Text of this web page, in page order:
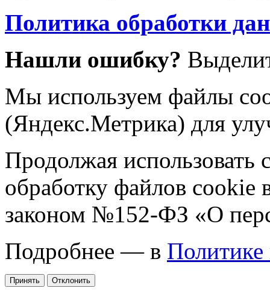
Политика обработки
Нашли ошибку?
Мы используем файлы
(Яндекс.Метрика) для
Продолжая использовать
обработку файлов cookie
законом №152-ФЗ «О
Подробнее — в Политике
Принять Отклонить